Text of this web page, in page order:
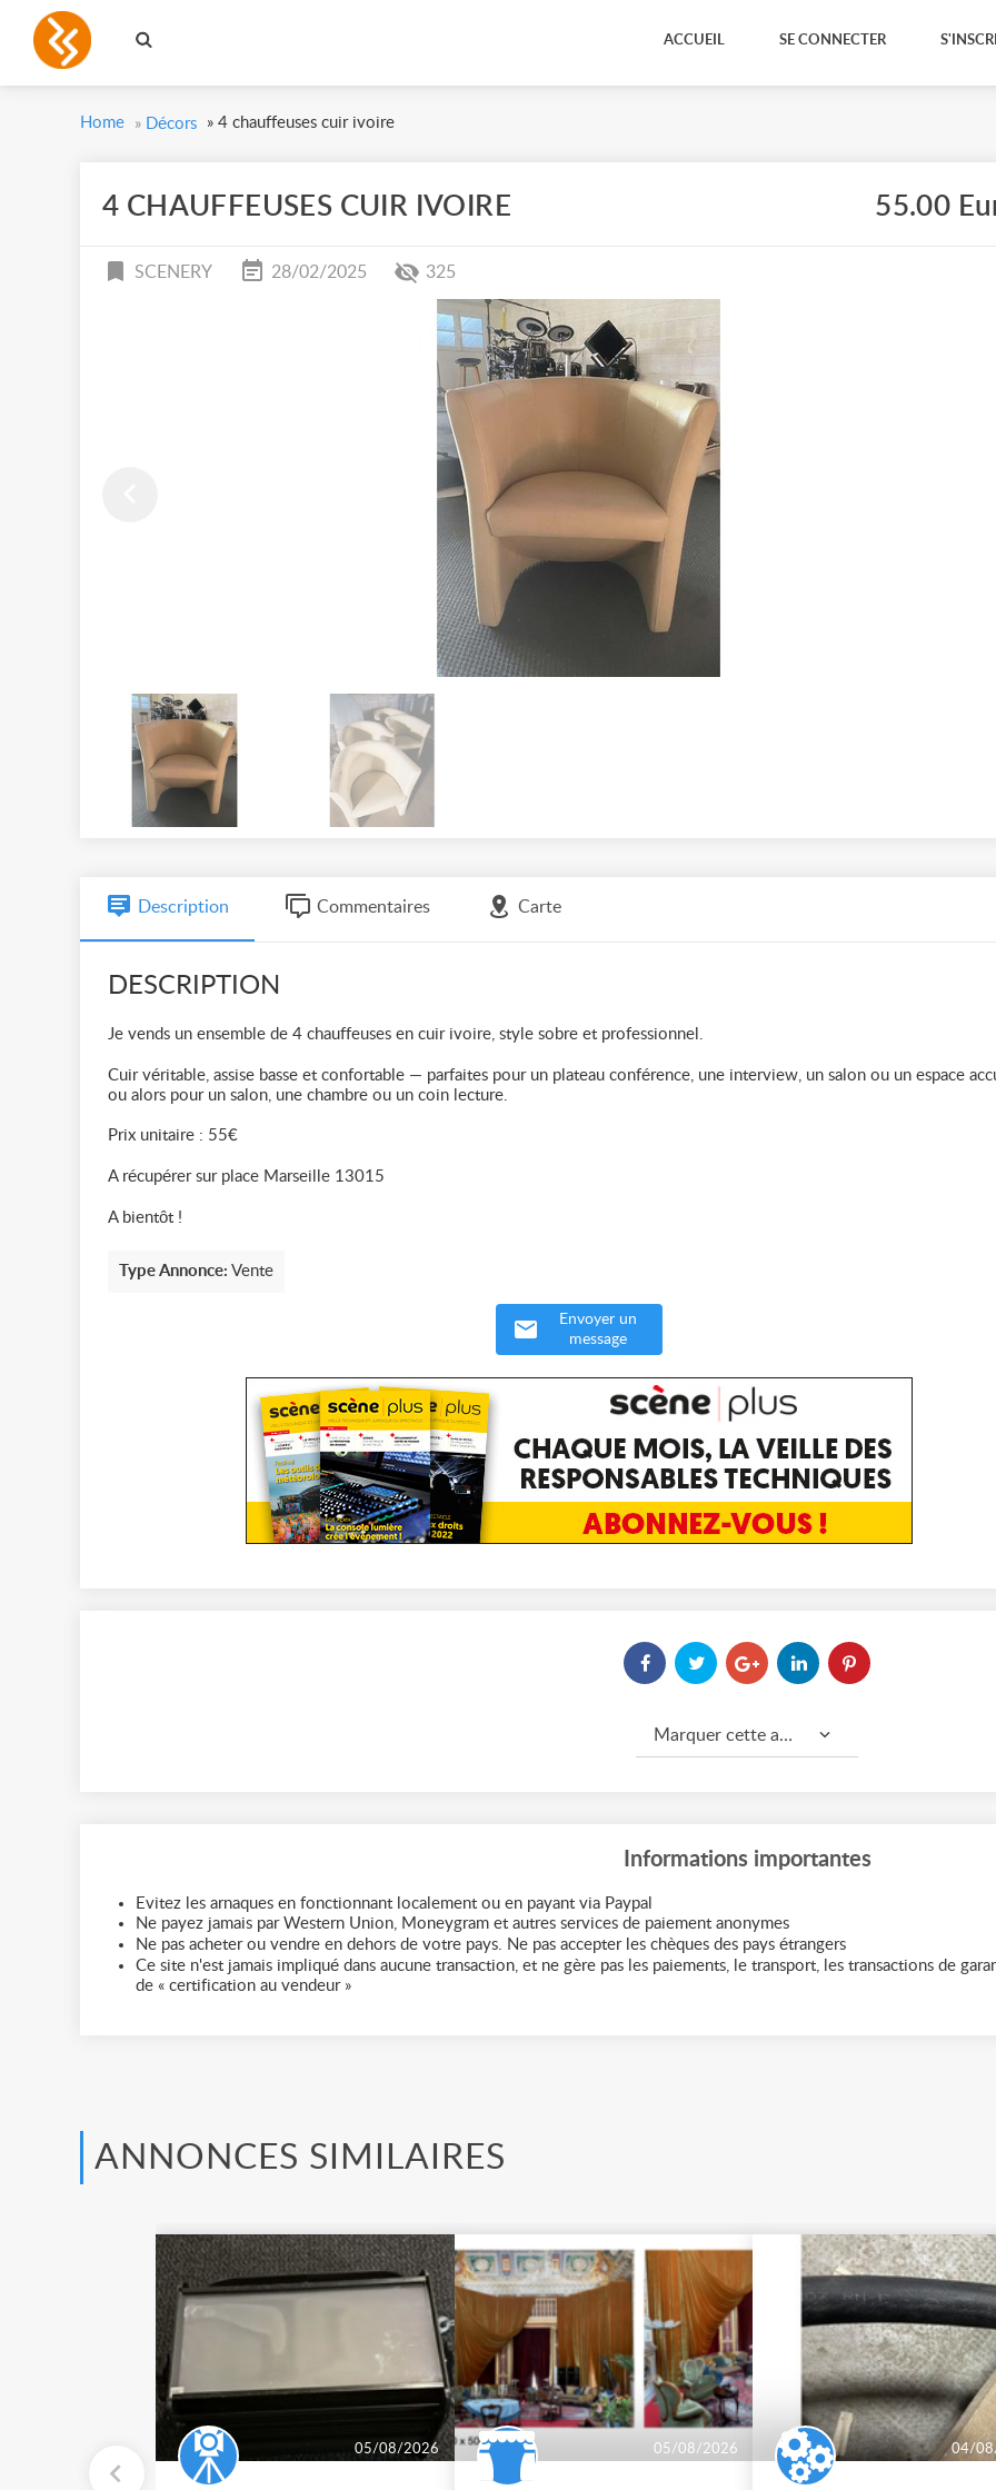
ACCUEIL SE CONNECTER
Home » Décors » 4 chauffeuses cuir ivoire
4 CHAUFFEUSES CUIR IVOIRE 55.00
SCENERY 28/02/2025 325
Description Commentaires Carte
DESCRIPTION
Je vends un ensemble de 4 chauffeuses en cuir ivoire, style sobre et professionnel.
Cuir véritable, assise basse et confortable — parfaites pour un plateau conférence, une interview, un salon ou un espace
ou alors pour un salon, une chambre ou un coin lecture.
Prix unitaire : 55€
A récupérer sur place Marseille 13015
A bientôt !
Type Annonce: Vente
Envoyer un
message
Marquer cette annonce comme...
Informations importantes
Evitez les arnaques en fonctionnant localement ou en payant via Paypal
Ne payez jamais par Western Union, Moneygram et autres services de paiement anonymes
Ne pas acheter ou vendre en dehors de votre pays. Ne pas accepter les chèques des pays étrangers
Ce site n'est jamais impliqué dans aucune transaction, et ne gère pas les paiements, le transport, les transactions de
de « certification au vendeur »
ANNONCES SIMILAIRES
05/08/2026 05/08/2026 04/